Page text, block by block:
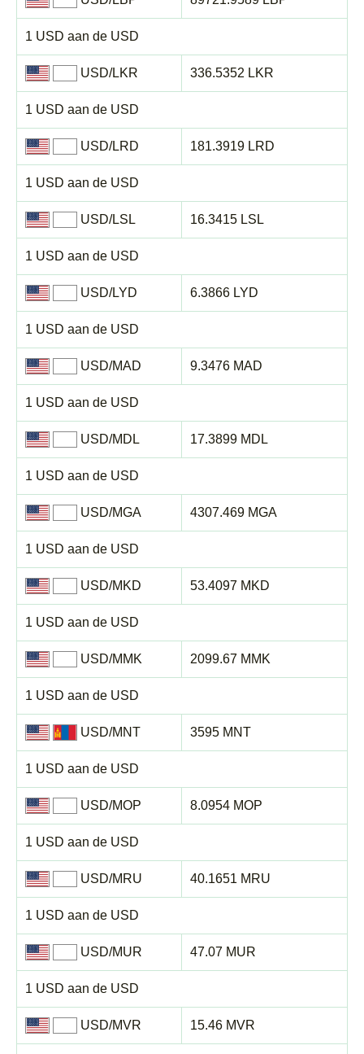
1 USD aan de USD
USD/LKR
1 USD aan de USD
336.5352 LKR
USD/LRD
1 USD aan de USD
181.3919 LRD
USD/LSL
1 USD aan de USD
16.3415 LSL
USD/LYD
1 USD aan de USD
6.3866 LYD
USD/MAD
1 USD aan de USD
9.3476 MAD
USD/MDL
1 USD aan de USD
17.3899 MDL
USD/MGA
1 USD aan de USD
4307.469 MGA
USD/MKD
1 USD aan de USD
53.4097 MKD
USD/MMK
1 USD aan de USD
2099.67 MMK
USD/MNT
1 USD aan de USD
3595 MNT
USD/MOP
1 USD aan de USD
8.0954 MOP
USD/MRU
1 USD aan de USD
40.1651 MRU
USD/MUR
1 USD aan de USD
47.07 MUR
USD/MVR 15.46 MVR